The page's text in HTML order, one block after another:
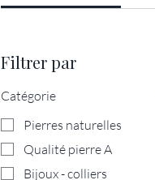
Filtrer par
Catégorie
Pierres naturelles
Qualité pierre A
Bijoux - colliers